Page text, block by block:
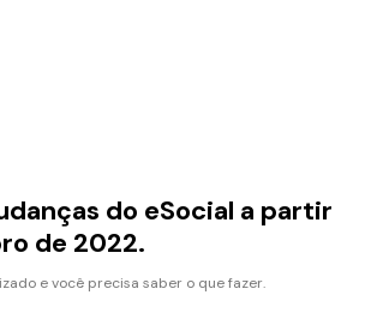
do eSocial a partir
de 2022.
e você precisa saber o que fazer.